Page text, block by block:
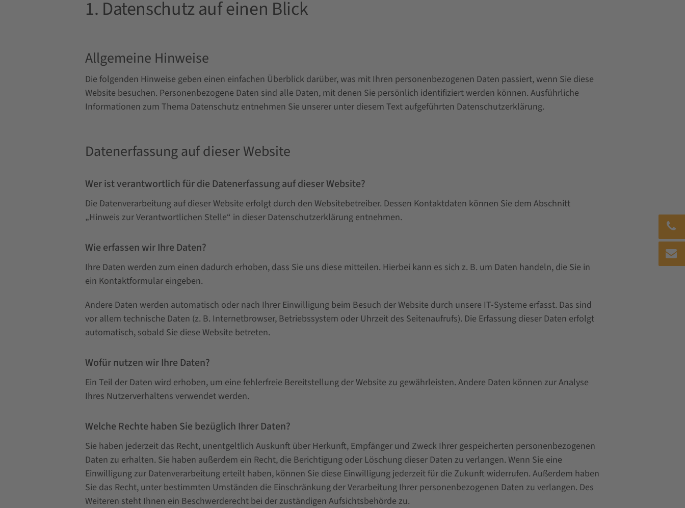
1. Datenschutz auf einen Blick
Allgemeine Hinweise
Die folgenden Hinweise geben einen einfachen Überblick darüber, was mit Ihren personenbezogenen Daten passiert, wenn Sie diese
Website besuchen. Personenbezogene Daten sind alle Daten, mit denen Sie persönlich identifiziert werden können. Ausführliche
Informationen zum Thema Datenschutz entnehmen Sie unserer unter diesem Text aufgeführten Datenschutzerklärung.
Datenerfassung auf dieser Website
Wer ist verantwortlich für die Datenerfassung auf dieser Website?
Die Datenverarbeitung auf dieser Website erfolgt durch den Websitebetreiber. Dessen Kontaktdaten können Sie dem Abschnitt
„Hinweis zur Verantwortlichen Stelle“ in dieser Datenschutzerklärung entnehmen.
Wie erfassen wir Ihre Daten?
Ihre Daten werden zum einen dadurch erhoben, dass Sie uns diese mitteilen. Hierbei kann es sich z. B. um Daten handeln, die Sie in
ein Kontaktformular eingeben.
Andere Daten werden automatisch oder nach Ihrer Einwilligung beim Besuch der Website durch unsere IT-Systeme erfasst. Das sind
vor allem technische Daten (z. B. Internetbrowser, Betriebssystem oder Uhrzeit des Seitenaufrufs). Die Erfassung dieser Daten erfolgt
automatisch, sobald Sie diese Website betreten.
Wofür nutzen wir Ihre Daten?
Ein Teil der Daten wird erhoben, um eine fehlerfreie Bereitstellung der Website zu gewährleisten. Andere Daten können zur Analyse
Ihres Nutzerverhaltens verwendet werden.
Welche Rechte haben Sie bezüglich Ihrer Daten?
Sie haben jederzeit das Recht, unentgeltlich Auskunft über Herkunft, Empfänger und Zweck Ihrer gespeicherten personenbezogenen
Daten zu erhalten. Sie haben außerdem ein Recht, die Berichtigung oder Löschung dieser Daten zu verlangen. Wenn Sie eine
Einwilligung zur Datenverarbeitung erteilt haben, können Sie diese Einwilligung jederzeit für die Zukunft widerrufen. Außerdem haben
Sie das Recht, unter bestimmten Umständen die Einschränkung der Verarbeitung Ihrer personenbezogenen Daten zu verlangen. Des
Weiteren steht Ihnen ein Beschwerderecht bei der zuständigen Aufsichtsbehörde zu.